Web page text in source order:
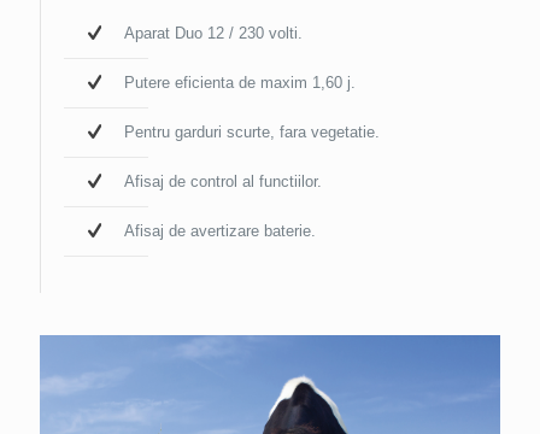
Aparat Duo 12 / 230 volti.
Putere eficienta de maxim 1,60 j.
Pentru garduri scurte, fara vegetatie.
Afisaj de control al functiilor.
Afisaj de avertizare baterie.